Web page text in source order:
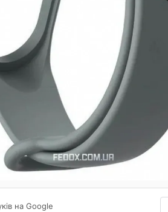
на Google